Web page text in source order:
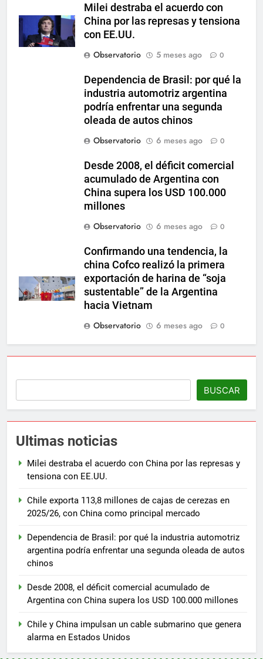
Milei destraba el acuerdo con
China por las represas y tensiona
con EE.UU.
Observatorio
5 meses ago 0
Dependencia de Brasil: por qué la
industria automotriz argentina
podría enfrentar una segunda
oleada de autos chinos
Observatorio
6 meses ago 0
Desde 2008, el déficit comercial
acumulado de Argentina con
China supera los USD 100.000
millones
Observatorio
6 meses ago 0
Confirmando una tendencia, la
china Cofco realizó la primera
exportación de harina de “soja
sustentable” de la Argentina
hacia Vietnam
Observatorio
6 meses ago 0
BUSCAR
Ultimas noticias
Milei destraba el acuerdo con China por las represas y
tensiona con EE.UU.
Chile exporta 113,8 millones de cajas de cerezas en
2025/26, con China como principal mercado
Dependencia de Brasil: por qué la industria automotriz
argentina podría enfrentar una segunda oleada de autos
chinos
Desde 2008, el déficit comercial acumulado de
Argentina con China supera los USD 100.000 millones
Chile y China impulsan un cable submarino que genera
alarma en Estados Unidos